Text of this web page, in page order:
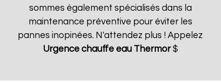
sommes également spécialisés dans la
maintenance préventive pour éviter les
pannes inopinées. N'attendez plus ! Appelez
Urgence chauffe eau Thermor$